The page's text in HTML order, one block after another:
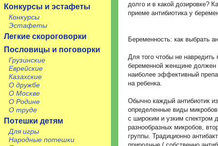
Конкурсы и эстафеты
Конкурсы
Эстафеты
Легкие скороговорки
Пословицы и поговорки
Грузинские
Еврейские
Казахские
О дружбе
О Москве
О Родине
О труде
Потешки детям
Для игры
Народные потешки
долго и в какой дозировке?
приеме антибиотика у
Беременность: как выбрать
Для того чтобы не
беременной женщине должен
наиболее эффективный
на ребенка.
Обычно каждый антибиотик
определенные виды
с широким и узким спектром
разнообразных микробов,
группы. Традиционно